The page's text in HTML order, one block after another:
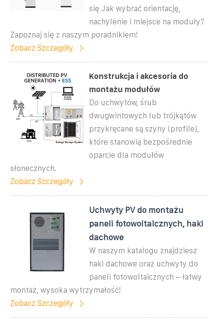
się Jak wybrać orientację,
nachylenie i miejsce na moduły?
Zapoznaj się z naszym poradnikiem!
Zobacz Szczegóły
Konstrukcja i akcesoria do
montażu modułów
Do uchwytów, śrub
dwugwintowych lub trójkątów
przykręcane są szyny (profile),
które stanowią bezpośrednie
oparcie dla modułów
słonecznych.
Zobacz Szczegóły
Uchwyty PV do montażu
paneli fotowoltaicznych, haki
dachowe
W naszym katalogu znajdziesz
haki dachowe oraz uchwyty do
paneli fotowoltaicznych – łatwy
montaż, wysoka wytrzymałość!
Zobacz Szczegóły